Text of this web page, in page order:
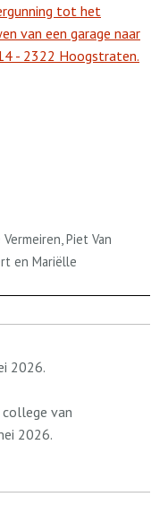
tot het
van een garage naar
- 2322 Hoogstraten.
Piet Van
en Mariëlle
2026.
van
2026.